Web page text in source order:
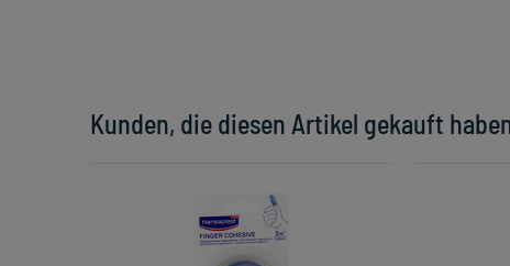
Kunden, die diesen Artikel gekauft